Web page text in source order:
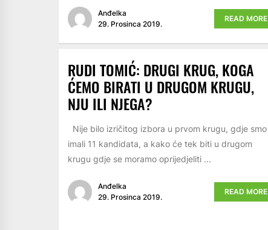
Anđelka
29. Prosinca 2019.
READ MORE
RUDI TOMIĆ: DRUGI KRUG, KOGA
ĆEMO BIRATI U DRUGOM KRUGU,
NJU ILI NJEGA?
Nije bilo izričitog izbora u prvom krugu, gdje smo
imali 11 kandidata, a kako će tek biti u drugom
krugu gdje se moramo oprijedjeliti ...
Anđelka
29. Prosinca 2019.
READ MORE